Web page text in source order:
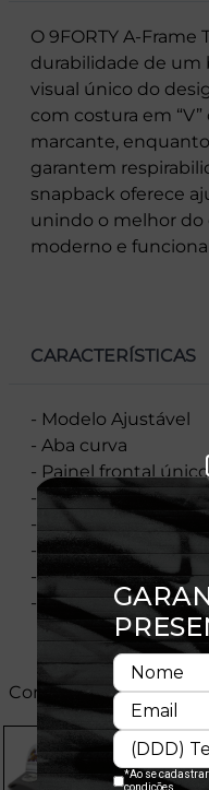
O 9FORTY A-
durabilidade de um
visual único do
com costura em
marcante,
garantem
snapback oferece
unindo o melhor do
moderno e
CARACTERÍSTICAS
- Modelo Ajustável
- Aba curva
- Painel frontal
- Painéis laterais e
- Flag bordada no
- Importado
- Licença Oficial
- Composição:100%
Cores: